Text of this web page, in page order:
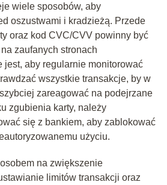
wiele sposobów, aby
oszustwami i kradzieżą. Przede
oraz kod CVC/CVV powinny być
zaufanych stronach
jest, aby regularnie monitorować
wszystkie transakcje, by w
zareagować na podejrzane
zgubienia karty, należy
się z bankiem, aby zablokować
użyciu.
na zwiększenie
limitów transakcji oraz